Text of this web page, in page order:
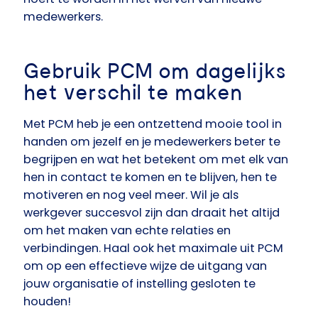
medewerkers.
Gebruik PCM om dagelijks
het verschil te maken
Met PCM heb je een ontzettend mooie tool in
handen om jezelf en je medewerkers beter te
begrijpen en wat het betekent om met elk van
hen in contact te komen en te blijven, hen te
motiveren en nog veel meer. Wil je als
werkgever succesvol zijn dan draait het altijd
om het maken van echte relaties en
verbindingen. Haal ook het maximale uit PCM
om op een effectieve wijze de uitgang van
jouw organisatie of instelling gesloten te
houden!